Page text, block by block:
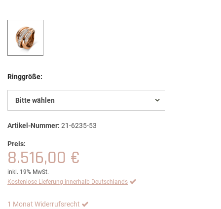
Ringgröße:
Bitte wählen
Artikel-Nummer: 21-6235-53
Preis:
8.516,00 €
inkl. 19% MwSt.
Kostenlose Lieferung innerhalb Deutschlands
1 Monat Widerrufsrecht